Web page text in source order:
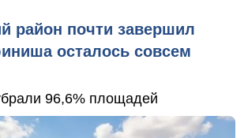
район почти завершил
осталось совсем
96,6% площадей